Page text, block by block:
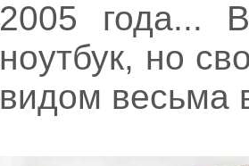
2005 года...
ноутбук, но
видом весьма